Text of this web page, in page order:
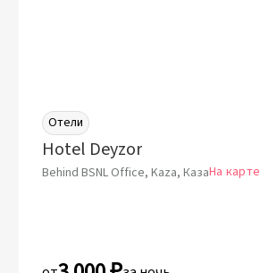
Отели
Hotel Deyzor
Behind BSNL Office, Kaza, КазаНа карте